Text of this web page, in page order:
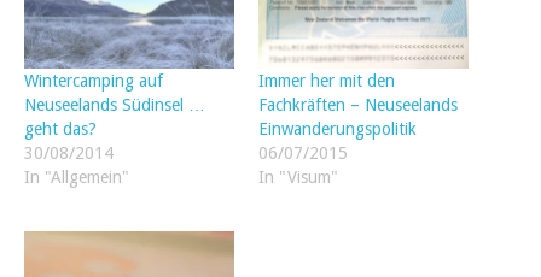
Wintercamping auf
Neuseelands Südinsel …
geht das?
30/08/2014
In "Allgemein"
Immer her mit den
Fachkräften – Neuseelands
Einwanderungspolitik
06/07/2015
In "Visum"